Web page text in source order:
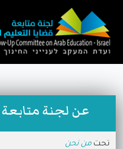
عن لجنة متابعة
تحت من نحن